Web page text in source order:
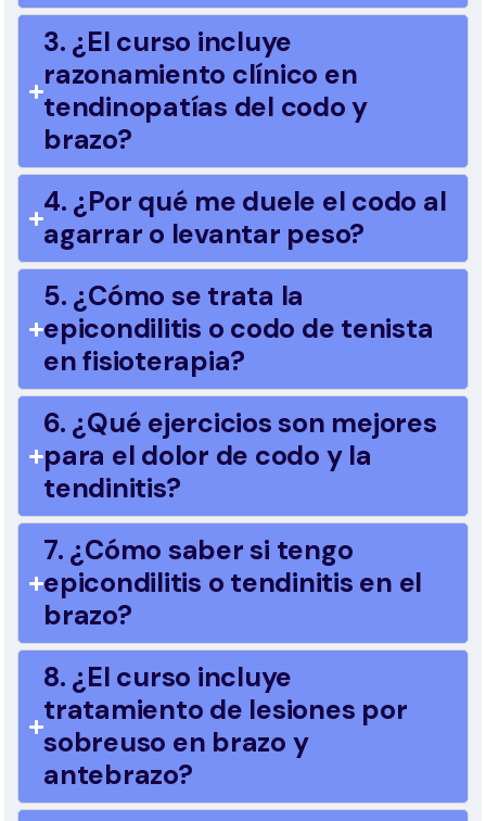
3. ¿El curso incluye
razonamiento clínico en
tendinopatías del codo y
brazo?
4. ¿Por qué me duele el codo al
agarrar o levantar peso?
5. ¿Cómo se trata la
epicondilitis o codo de tenista
en fisioterapia?
6. ¿Qué ejercicios son mejores
para el dolor de codo y la
tendinitis?
7. ¿Cómo saber si tengo
epicondilitis o tendinitis en el
brazo?
8. ¿El curso incluye
tratamiento de lesiones por
sobreuso en brazo y
antebrazo?